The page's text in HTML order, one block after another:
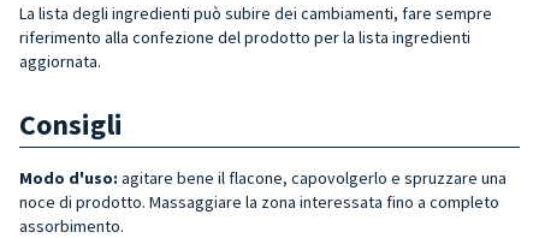
La lista degli ingredienti può subire dei cambiamenti, fare sempre
riferimento alla confezione del prodotto per la lista ingredienti
aggiornata.
Consigli
Modo d'uso: agitare bene il flacone, capovolgerlo e spruzzare una
noce di prodotto. Massaggiare la zona interessata fino a completo
assorbimento.